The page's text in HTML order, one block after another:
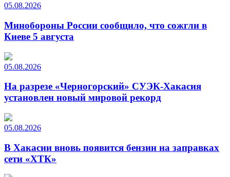
05.08.2026
Минобороны России сообщило, что сожгли в
Киеве 5 августа
05.08.2026
На разрезе «Черногорский» СУЭК-Хакасия
установлен новый мировой рекорд
05.08.2026
В Хакасии вновь появится бензин на заправках
сети «ХТК»